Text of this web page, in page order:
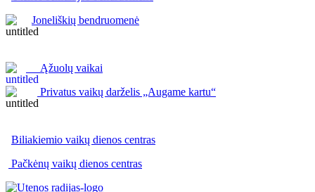
Joneliškių bendruomenė
Ąžuolų vaikai
Privatus vaikų darželis „Augame kartu“
Biliakiemio vaikų dienos centras
Pačkėnų vaikų dienos centras